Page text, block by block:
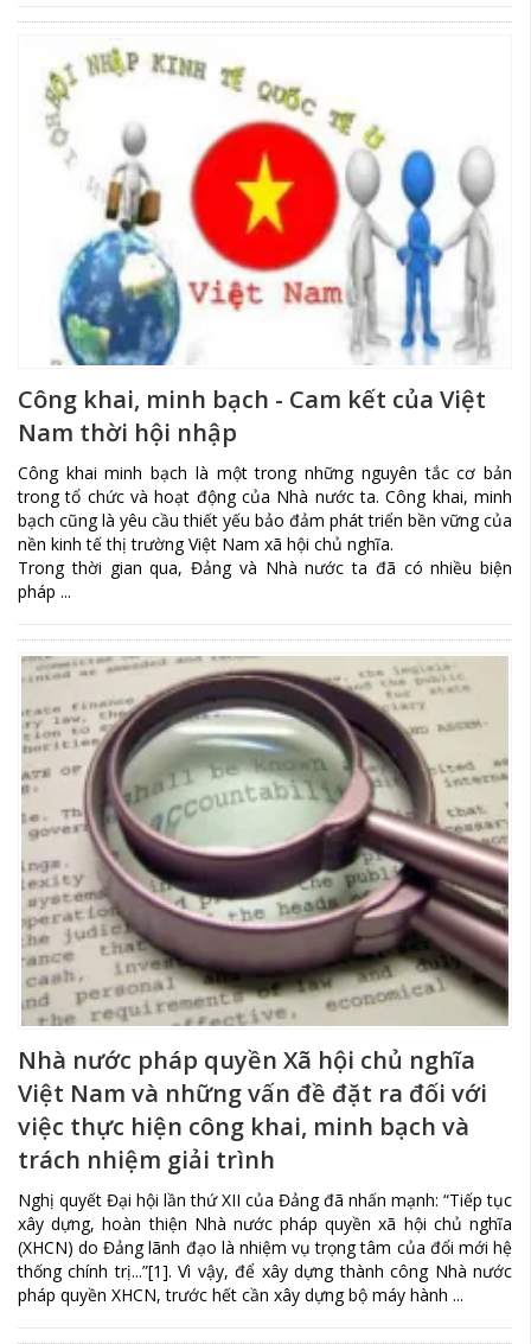
Công khai, minh bạch - Cam kết của Việt
Nam thời hội nhập
Công khai minh bạch là một trong những nguyên tắc cơ bản
trong tổ chức và hoạt động của Nhà nước ta. Công khai, minh
bạch cũng là yêu cầu thiết yếu bảo đảm phát triển bền vững của
nền kinh tế thị trường Việt Nam xã hội chủ nghĩa.
Trong thời gian qua, Đảng và Nhà nước ta đã có nhiều biện
pháp ...
Nhà nước pháp quyền Xã hội chủ nghĩa
Việt Nam và những vấn đề đặt ra đối với
việc thực hiện công khai, minh bạch và
trách nhiệm giải trình
Nghị quyết Đại hội lần thứ XII của Đảng đã nhấn mạnh: “Tiếp tục
xây dựng, hoàn thiện Nhà nước pháp quyền xã hội chủ nghĩa
(XHCN) do Đảng lãnh đạo là nhiệm vụ trọng tâm của đổi mới hệ
thống chính trị...”[1]. Vì vậy, để xây dựng thành công Nhà nước
pháp quyền XHCN, trước hết cần xây dựng bộ máy hành ...